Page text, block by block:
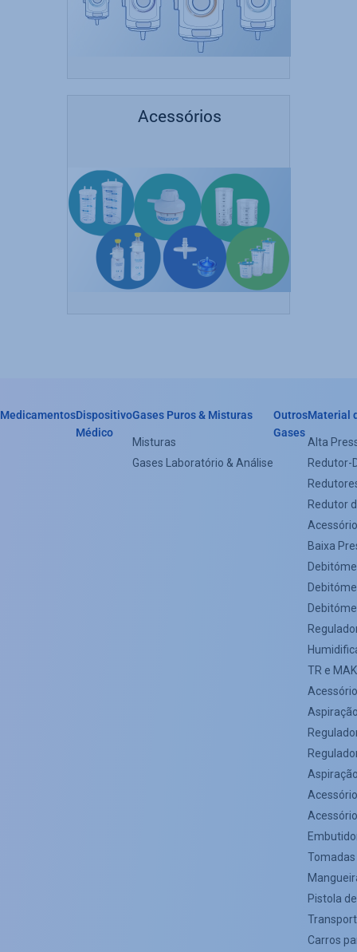
Acessórios
Header
MedicamentosDispositivo
Médico
Gases Puros & Misturas
Misturas
Gases Laboratório & Análise
Outros
Gases
Material
Alta
Redutor-
Redutor
Baixa
TR e MAK
Pistola
Carros